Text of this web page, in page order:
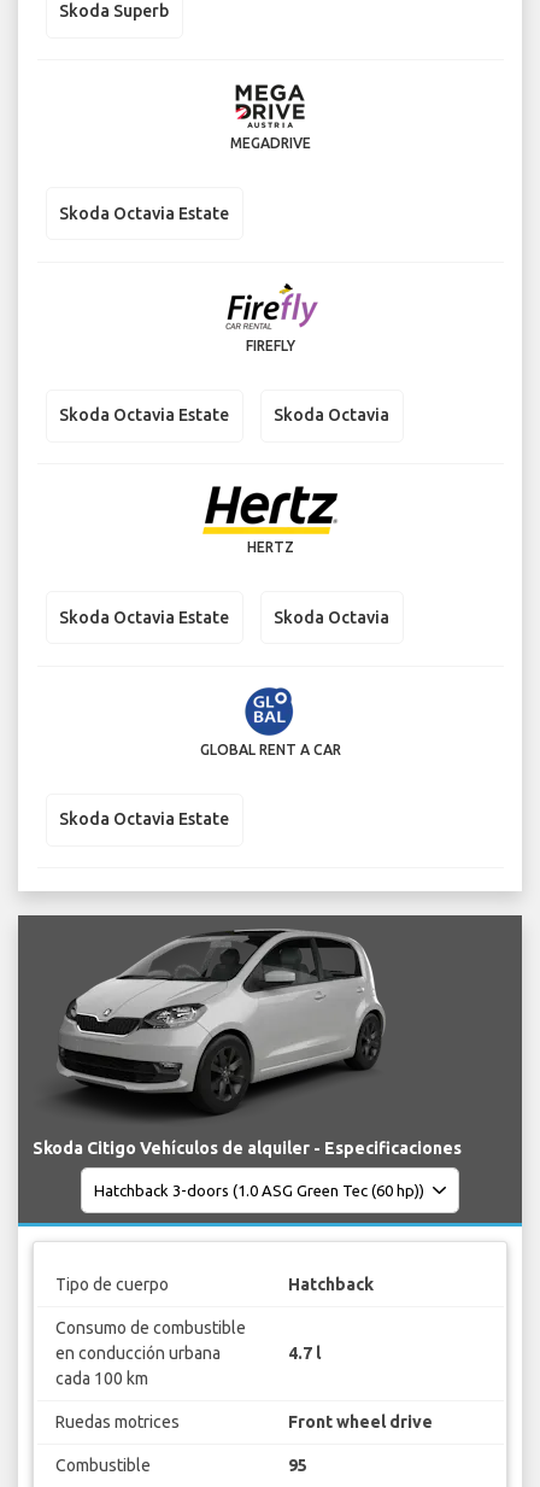
Skoda Superb
MEGADRIVE
Skoda Octavia Estate
FIREFLY
Skoda Octavia Estate Skoda Octavia
HERTZ
Skoda Octavia Estate Skoda Octavia
GLOBAL RENT A CAR
Skoda Octavia Estate
Skoda Citigo Vehículos de alquiler - Especificaciones
Tipo de cuerpo Hatchback
Consumo de combustible
en conducción urbana
cada 100 km
4.7 l
Ruedas motrices Front wheel drive
Combustible 95